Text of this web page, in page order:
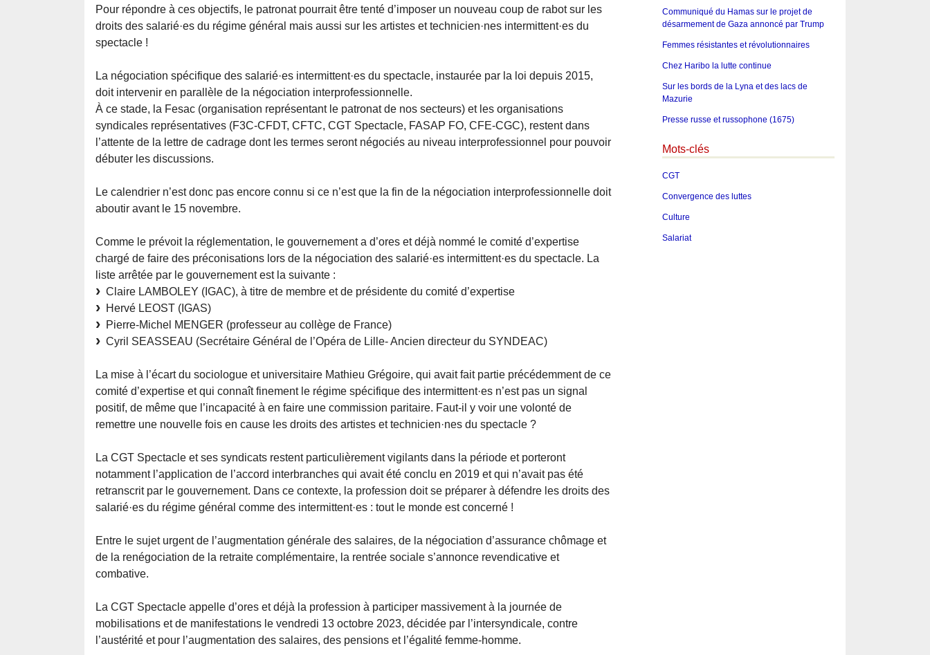
Pour répondre à ces objectifs, le patronat pourrait être tenté d’imposer un nouveau coup de rabot sur les
droits des salarié·es du régime général mais aussi sur les artistes et technicien·nes intermittent·es du
spectacle !
La négociation spécifique des salarié·es intermittent·es du spectacle, instaurée par la loi depuis 2015,
doit intervenir en parallèle de la négociation interprofessionnelle.
À ce stade, la Fesac (organisation représentant le patronat de nos secteurs) et les organisations
syndicales représentatives (F3C-CFDT, CFTC, CGT Spectacle, FASAP FO, CFE-CGC), restent dans
l’attente de la lettre de cadrage dont les termes seront négociés au niveau interprofessionnel pour pouvoir
débuter les discussions.
Le calendrier n’est donc pas encore connu si ce n’est que la fin de la négociation interprofessionnelle doit
aboutir avant le 15 novembre.
Comme le prévoit la réglementation, le gouvernement a d’ores et déjà nommé le comité d’expertise
chargé de faire des préconisations lors de la négociation des salarié·es intermittent·es du spectacle. La
liste arrêtée par le gouvernement est la suivante :
Claire LAMBOLEY (IGAC), à titre de membre et de présidente du comité d’expertise
Hervé LEOST (IGAS)
Pierre-Michel MENGER (professeur au collège de France)
Cyril SEASSEAU (Secrétaire Général de l’Opéra de Lille- Ancien directeur du SYNDEAC)
La mise à l’écart du sociologue et universitaire Mathieu Grégoire, qui avait fait partie précédemment de ce
comité d’expertise et qui connaît finement le régime spécifique des intermittent·es n’est pas un signal
positif, de même que l’incapacité à en faire une commission paritaire. Faut-il y voir une volonté de
remettre une nouvelle fois en cause les droits des artistes et technicien·nes du spectacle ?
La CGT Spectacle et ses syndicats restent particulièrement vigilants dans la période et porteront
notamment l’application de l’accord interbranches qui avait été conclu en 2019 et qui n’avait pas été
retranscrit par le gouvernement. Dans ce contexte, la profession doit se préparer à défendre les droits des
salarié·es du régime général comme des intermittent·es : tout le monde est concerné !
Entre le sujet urgent de l’augmentation générale des salaires, de la négociation d’assurance chômage et
de la renégociation de la retraite complémentaire, la rentrée sociale s’annonce revendicative et
combative.
La CGT Spectacle appelle d’ores et déjà la profession à participer massivement à la journée de
mobilisations et de manifestations le vendredi 13 octobre 2023, décidée par l’intersyndicale, contre
l’austérité et pour l’augmentation des salaires, des pensions et l’égalité femme-homme.
Communiqué du Hamas sur le projet de
désarmement de Gaza annoncé par Trump
Femmes résistantes et révolutionnaires
Chez Haribo la lutte continue
Sur les bords de la Lyna et des lacs de
Mazurie
Presse russe et russophone (1675)
Mots-clés
CGT
Convergence des luttes
Culture
Salariat